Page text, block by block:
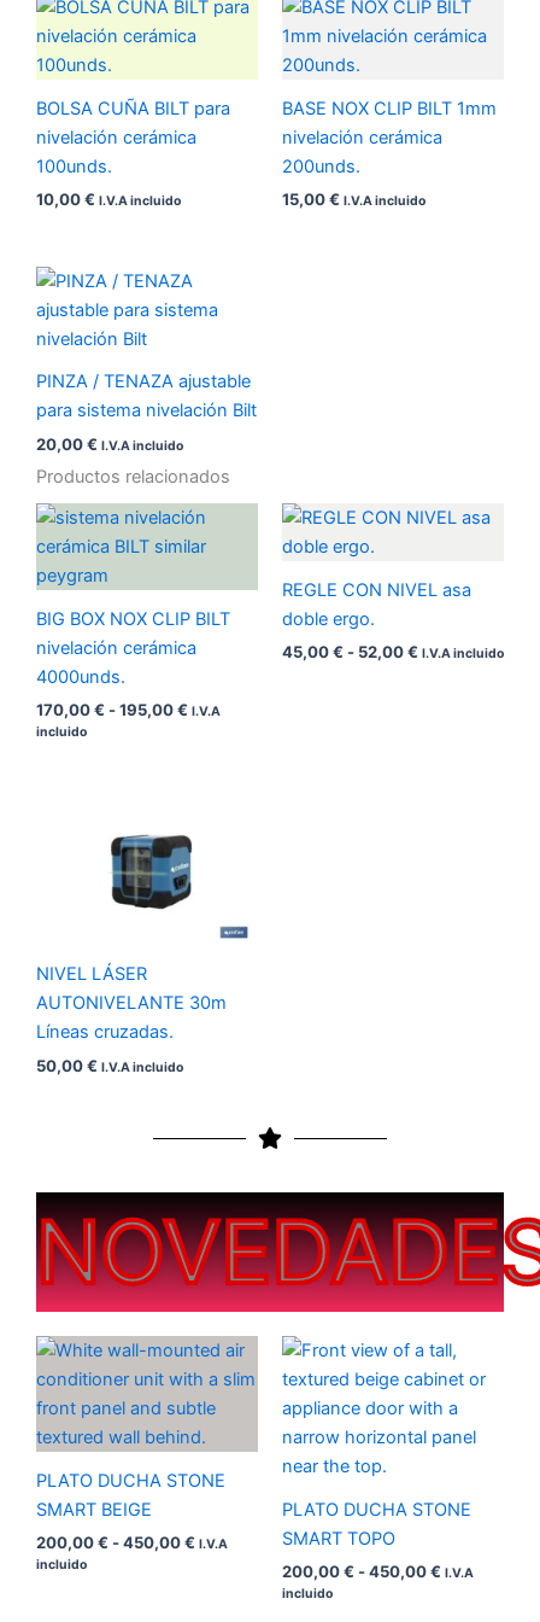
BOLSA CUÑA BILT para
nivelación cerámica
100unds.
10,00€ I.V.A incluido
BASE NOX CLIP BILT 1mm
nivelación cerámica
200unds.
15,00€ I.V.A incluido
PINZA / TENAZA ajustable
para sistema nivelación Bilt
20,00€ I.V.A incluido
Productos relacionados
BIG BOX NOX CLIP BILT
nivelación cerámica
4000unds.
170,00€ -195,00€
Rango
precios:
170,00 €
hasta
I.V.A
incluido
REGLE CON NIVEL asa
doble ergo.
45,00€ - 52,00€
Rango
45,00 €
I.V.A incluido
NIVEL LÁSER
AUTONIVELANTE 30m
Líneas cruzadas.
50,00€ I.V.A incluido
PLATO DUCHA STONE
SMART BEIGE
200,00€ -450,00€
Rango
precios:
desde
200,00 €
hasta
I.V.A
incluido
PLATO DUCHA STONE
SMART TOPO
200,00€ -450,00€
Rango
de
precios:
desde
200,00 €
hasta
I.V.A
incluido